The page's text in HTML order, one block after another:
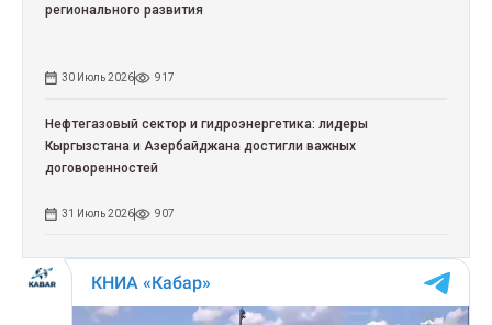
регионального развития
30 Июль 2026 917
Нефтегазовый сектор и гидроэнергетика: лидеры
Кыргызстана и Азербайджана достигли важных
договоренностей
31 Июль 2026 907